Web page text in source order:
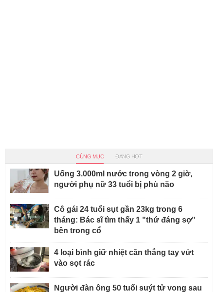
CÙNG MỤC ĐANG HOT
Uống 3.000ml nước trong vòng 2 giờ,
người phụ nữ 33 tuổi bị phù não
Cô gái 24 tuổi sụt gần 23kg trong 6
tháng: Bác sĩ tìm thấy 1 "thứ đáng sợ"
bên trong cổ
4 loại bình giữ nhiệt cần thẳng tay vứt
vào sọt rác
Người đàn ông 50 tuổi suýt tử vong sau